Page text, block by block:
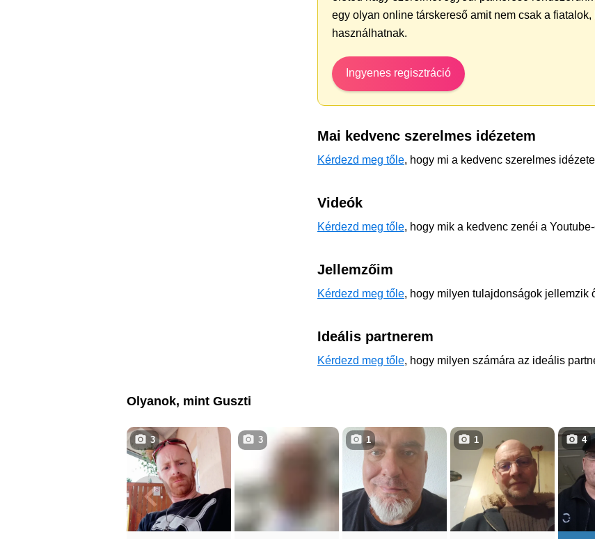
egy olyan online társkereső amit nem csak a
használhatnak.
Ingyenes regisztráció
Mai kedvenc szerelmes idézetem
Kérdezd meg tőle, hogy mi a kedvenc szerelmes
Videók
Kérdezd meg tőle, hogy mik a kedvenc zenéi a
Jellemzőim
Kérdezd meg tőle, hogy milyen tulajdonságok jellemzik
Ideális partnerem
Kérdezd meg tőle, hogy milyen számára az ideális
Olyanok, mint Guszti
3 3 1 1 4